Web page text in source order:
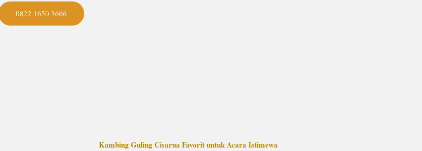
0822 1650 3666
Kambing Guling Cisarua Favorit untuk Acara Istimewa